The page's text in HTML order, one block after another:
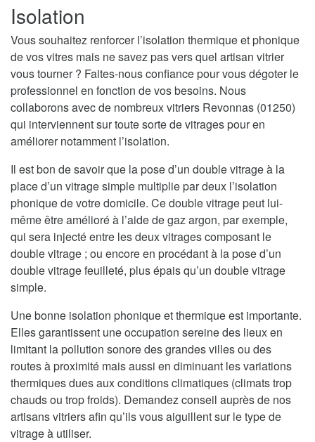
Isolation
Vous souhaitez renforcer l’isolation thermique et phonique
de vos vitres mais ne savez pas vers quel artisan vitrier
vous tourner ? Faites-nous confiance pour vous dégoter le
professionnel en fonction de vos besoins. Nous
collaborons avec de nombreux vitriers Revonnas (01250)
qui interviennent sur toute sorte de vitrages pour en
améliorer notamment l’isolation.
Il est bon de savoir que la pose d’un double vitrage à la
place d’un vitrage simple multiplie par deux l’isolation
phonique de votre domicile. Ce double vitrage peut lui-
même être amélioré à l’aide de gaz argon, par exemple,
qui sera injecté entre les deux vitrages composant le
double vitrage ; ou encore en procédant à la pose d’un
double vitrage feuilleté, plus épais qu’un double vitrage
simple.
Une bonne isolation phonique et thermique est importante.
Elles garantissent une occupation sereine des lieux en
limitant la pollution sonore des grandes villes ou des
routes à proximité mais aussi en diminuant les variations
thermiques dues aux conditions climatiques (climats trop
chauds ou trop froids). Demandez conseil auprès de nos
artisans vitriers afin qu’ils vous aiguillent sur le type de
vitrage à utiliser.